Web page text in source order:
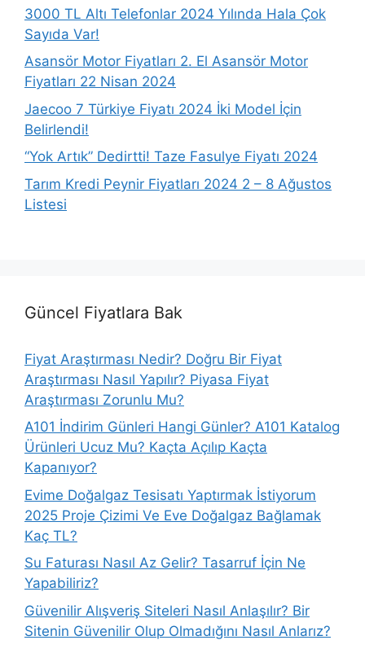
3000 TL Altı Telefonlar 2024 Yılında Hala Çok
Sayıda Var!
Asansör Motor Fiyatları 2. El Asansör Motor
Fiyatları 22 Nisan 2024
Jaecoo 7 Türkiye Fiyatı 2024 İki Model İçin
Belirlendi!
“Yok Artık” Dedirtti! Taze Fasulye Fiyatı 2024
Tarım Kredi Peynir Fiyatları 2024 2 – 8 Ağustos
Listesi
Güncel Fiyatlara Bak
Fiyat Araştırması Nedir? Doğru Bir Fiyat
Araştırması Nasıl Yapılır? Piyasa Fiyat
Araştırması Zorunlu Mu?
A101 İndirim Günleri Hangi Günler? A101 Katalog
Ürünleri Ucuz Mu? Kaçta Açılıp Kaçta
Kapanıyor?
Evime Doğalgaz Tesisatı Yaptırmak İstiyorum
2025 Proje Çizimi Ve Eve Doğalgaz Bağlamak
Kaç TL?
Su Faturası Nasıl Az Gelir? Tasarruf İçin Ne
Yapabiliriz?
Güvenilir Alışveriş Siteleri Nasıl Anlaşılır? Bir
Sitenin Güvenilir Olup Olmadığını Nasıl Anlarız?